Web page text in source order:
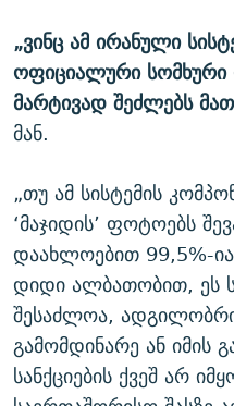
„ვინც ამ ირანული
ოფიციალური სომხური
მარტივად შეძლებს
მან.
„თუ ამ სისტემის
‘მაჯიდის’ ფოტოებს
დაახლოებით 99,5%-
დიდი ალბათობით, ეს
შესაძლოა,
გამომდინარე ან იმის
სანქციების ქვეშ არ